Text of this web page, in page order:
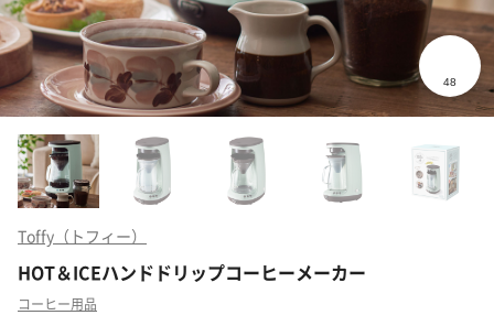
Toffy（トフィー）
HOT＆ICEハンドドリップコーヒーメーカー
コーヒー用品